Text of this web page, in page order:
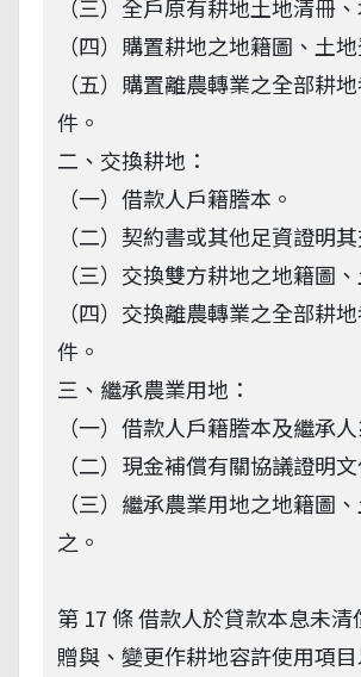
（三）全戶原有耕地土地清冊
（四）購置耕地之地籍圖、土
（五）購置離農轉業之全部耕
件。
二、交換耕地：
（一）借款人戶籍謄本。
（二）契約書或其他足資證明
（三）交換雙方耕地之地籍圖
（四）交換離農轉業之全部耕
件。
三、繼承農業用地：
（一）借款人戶籍謄本及繼承
（二）現金補償有關協議證明文
（三）繼承農業用地之地籍圖
之。
第 17 條 借款人於貸款本息未
贈與、變更作耕地容許使用項